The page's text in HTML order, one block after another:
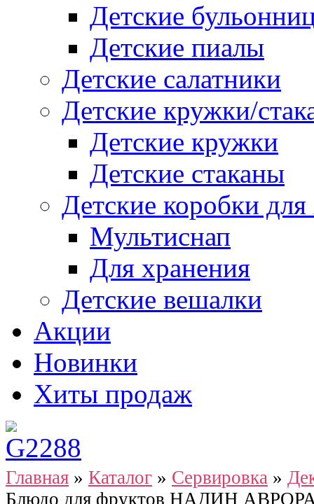
Детские
Детские пиалы
Детские салатники
Детские кружки/
Детские кружки
Детские стаканы
Детские коробки
Мультиснап
Для хранения
Детские вешалки
Акции
Новинки
Хиты продаж
Главная » Каталог » Сервировка »
Блюдо для фруктов НАДИН АВРОРА